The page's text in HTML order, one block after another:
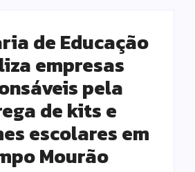
de Educação
empresas
pela
de kits e
escolares em
Mourão